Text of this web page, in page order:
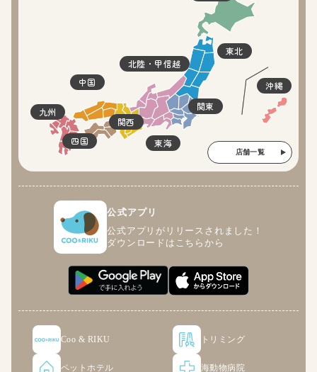
東北
関東
北陸・甲信越
東海
関西
四国
中国
九州
沖縄
店舗一覧
公式アプリ
公式アプリがリリースされました！
ダウンロードはこちらから
Coo & RIKU トリミング
ペットホテル 海動物病院